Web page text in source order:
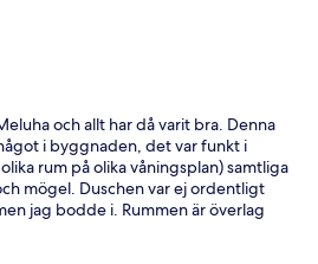
och allt har då varit bra. Denna
i byggnaden, det var funkt i
rum på olika våningsplan) samtliga
mögel. Duschen var ej ordentligt
jag bodde i. Rummen är överlag
på möbler etc. Jag har efter
3 gånger men de luktar